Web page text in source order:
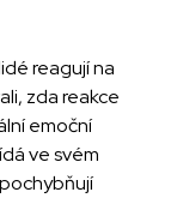
reagují na
zda reakce
emoční
ve svém